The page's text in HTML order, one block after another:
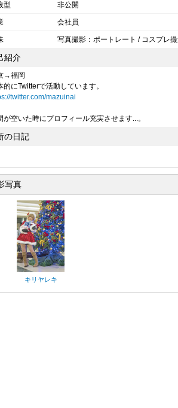
型 非公開
会社員
写真撮影：ポートレート / コスプレ
紹介
→福岡
的にTwitterで活動しています。
twitter.com/mazuinai
が空いた時にプロフィール充実させます...。
の日記
写真
キリヤレキ